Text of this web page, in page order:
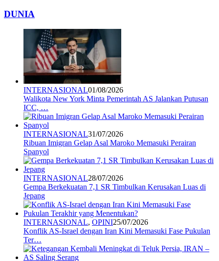
DUNIA
INTERNASIONAL01/08/2026
Walikota New York Minta Pemerintah AS Jalankan Putusan
ICC, …
INTERNASIONAL31/07/2026
Ribuan Imigran Gelap Asal Maroko Memasuki Perairan
Spanyol
INTERNASIONAL28/07/2026
Gempa Berkekuatan 7,1 SR Timbulkan Kerusakan Luas di
Jepang
INTERNASIONAL, OPINI25/07/2026
Konflik AS-Israel dengan Iran Kini Memasuki Fase Pukulan
Ter…